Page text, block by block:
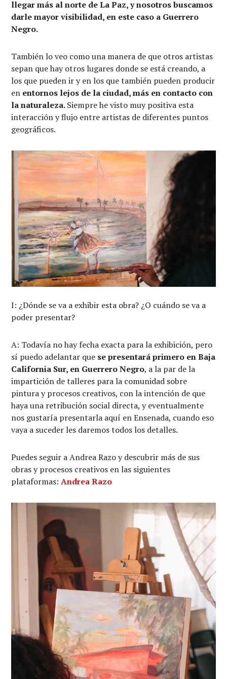
llegar más al norte de La Paz, y nosotros buscamos
darle mayor visibilidad, en este caso a Guerrero
Negro.
También lo veo como una manera de que otros artistas
sepan que hay otros lugares donde se está creando, a
los que pueden ir y en los que también pueden producir
en entornos lejos de la ciudad, más en contacto con
la naturaleza.Siempre he visto muy positiva esta
interacción y flujo entre artistas de diferentes puntos
geográficos.
I: ¿Dónde se va a exhibir esta obra? ¿O cuándo se va a
poder presentar?
A: Todavía no hay fecha exacta para la exhibición, pero
sí puedo adelantar que se presentará primero en Baja
California Sur, en Guerrero Negro, a la par de la
impartición de talleres para la comunidad sobre
pintura y procesos creativos, con la intención de que
haya una retribución social directa, y eventualmente
nos gustaría presentarla aquí en Ensenada, cuando eso
vaya a suceder les daremos todos los detalles.
Puedes seguir a Andrea Razo y descubrir más de sus
obras y procesos creativos en las siguientes
plataformas:Andrea Razo